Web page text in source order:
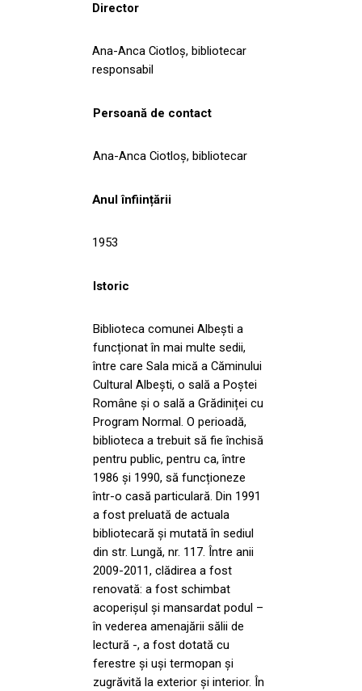
Director
Ana-Anca Ciotloş, bibliotecar
responsabil
Persoană de contact
Ana-Anca Ciotloş, bibliotecar
Anul înființării
1953
Istoric
Biblioteca comunei Albești a
funcționat în mai multe sedii,
între care Sala mică a Căminului
Cultural Albești, o sală a Poștei
Române și o sală a Grădiniței cu
Program Normal. O perioadă,
biblioteca a trebuit să fie închisă
pentru public, pentru ca, între
1986 și 1990, să funcționeze
într-o casă particulară. Din 1991
a fost preluată de actuala
bibliotecară și mutată în sediul
din str. Lungă, nr. 117. Între anii
2009-2011, clădirea a fost
renovată: a fost schimbat
acoperișul și mansardat podul –
în vederea amenajării sălii de
lectură -, a fost dotată cu
ferestre și uși termopan și
zugrăvită la exterior și interior. În